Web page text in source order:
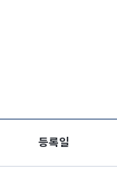
등록일